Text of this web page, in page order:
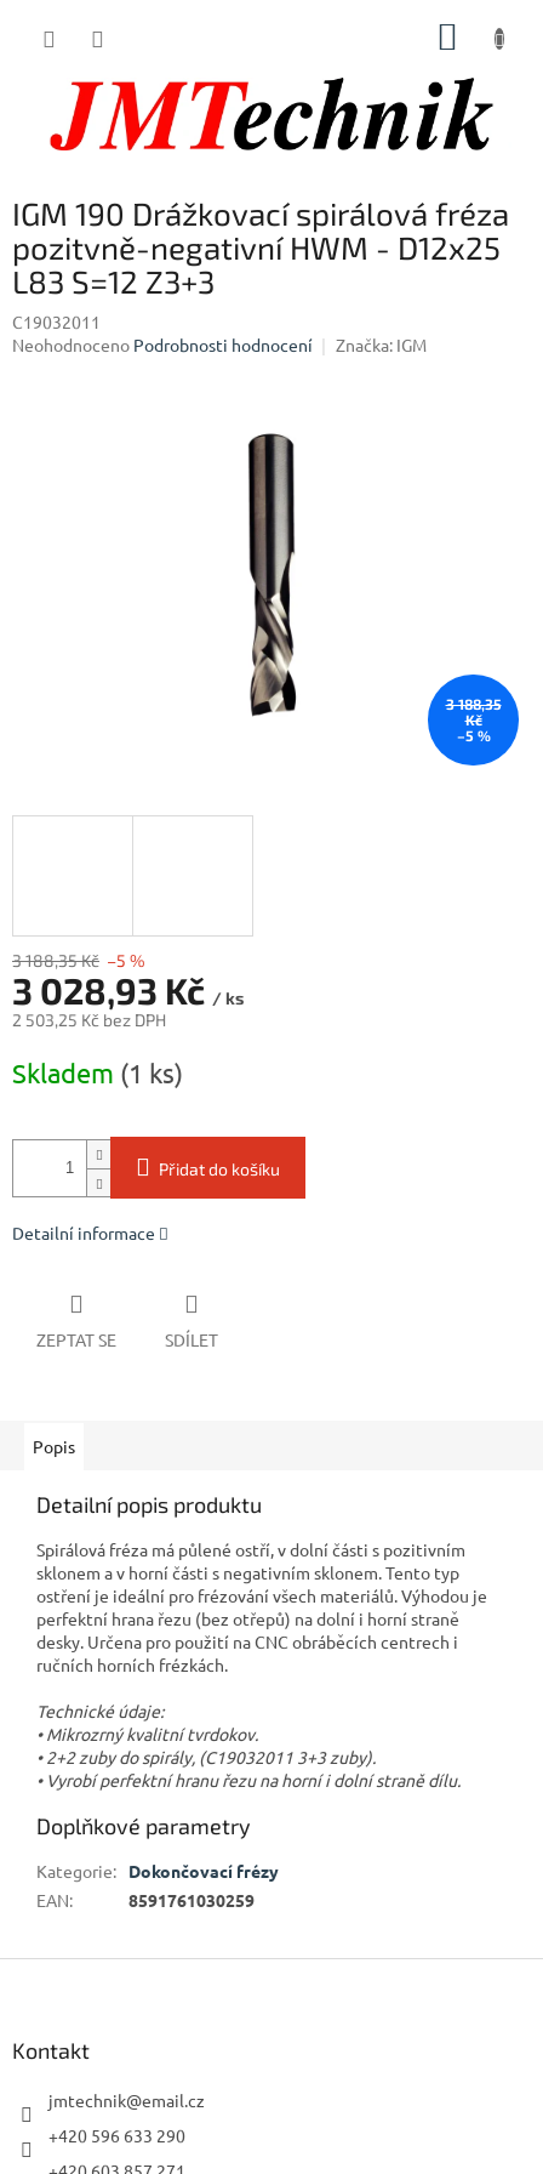
IGM 190 Drážkovací spirálová fréza
pozitvně-negativní HWM - D12x25
L83 S=12 Z3+3
C19032011
Průměrné
Neohodnoceno Podrobnosti hodnocení Značka: IGM
3 188,35
Kč
–5 %
3 188,35 Kč –5 %
3 028,93 Kč / ks
2 503,25 Kč bez DPH
cena:
Skladem (1 ks)
Přidat do košíku
Detailní informace
ZEPTAT SE SDÍLET
Popis
Detailní popis produktu
Spirálová fréza má půlené ostří, v dolní části s pozitivním
sklonem a v horní části s negativním sklonem. Tento typ
ostření je ideální pro frézování všech materiálů. Výhodou je
perfektní hrana řezu (bez otřepů) na dolní i horní straně
desky. Určena pro použití na CNC obráběcích centrech i
ručních horních frézkách.
Technické údaje:
• Mikrozrný kvalitní tvrdokov.
• 2+2 zuby do spirály, (C19032011 3+3 zuby).
• Vyrobí perfektní hranu řezu na horní i dolní straně dílu.
Doplňkové parametry
Kategorie:
Dokončovací frézy
EAN: 8591761030259
Kontakt
jmtechnik@email.cz
+420 596 633 290